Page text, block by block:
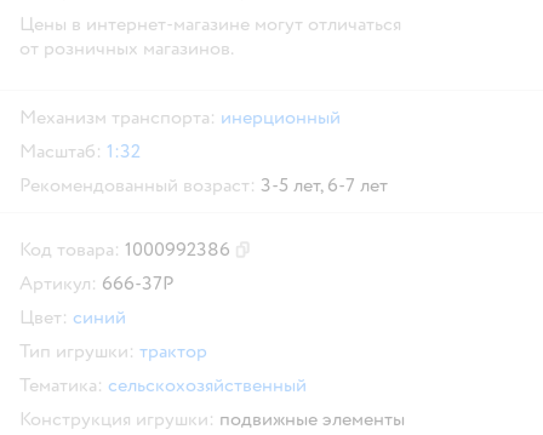
Цены в интернет-магазине могут отличаться
от розничных магазинов.
Механизм транспорта: инерционный
Масштаб: 1:32
Рекомендованный возраст: 3-5 лет, 6-7 лет
Код товара: 1000992386
Артикул: 666-37P
Цвет: синий
Тип игрушки: трактор
Тематика: сельскохозяйственный
Конструкция игрушки: подвижные элементы